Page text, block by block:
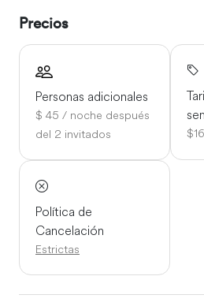
Precios
Personas adicionales
$ 45 / noche después
del 2 invitados
Política de
Cancelación
Estrictas